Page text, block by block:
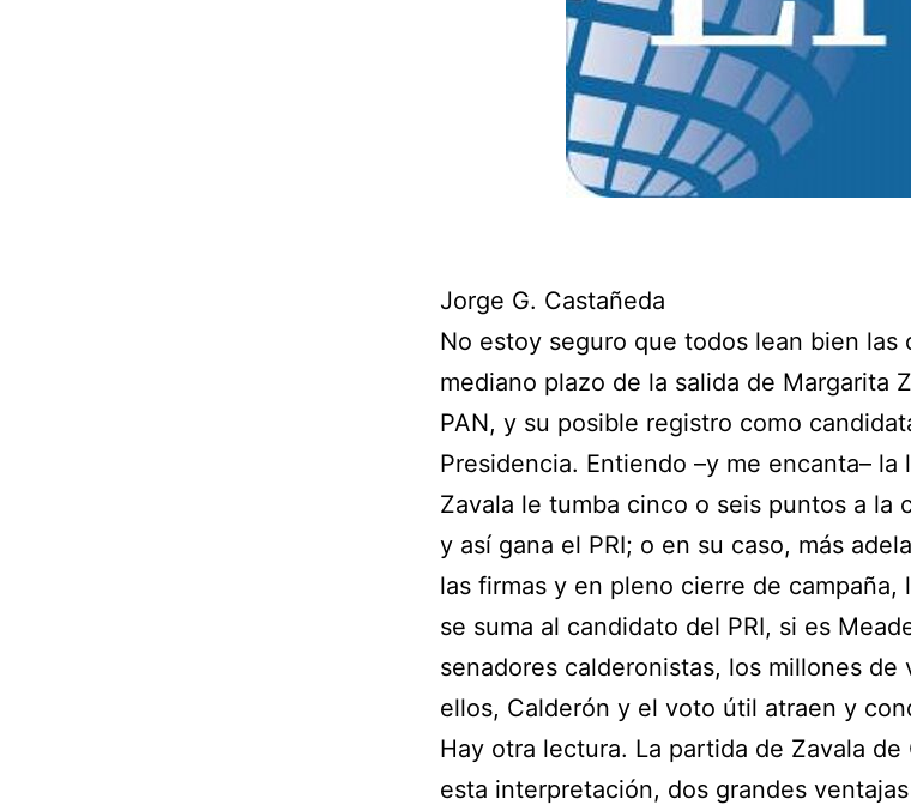
Jorge G. Castañeda
No estoy seguro que todos lean bien las
mediano plazo de la salida de Margarita
PAN, y su posible registro como
Presidencia. Entiendo –y me encanta– la
Zavala le tumba cinco o seis puntos a la
y así gana el PRI; o en su caso, más
las firmas y en pleno cierre de campaña,
se suma al candidato del PRI, si es
senadores calderonistas, los millones de
ellos, Calderón y el voto útil atraen y
Hay otra lectura. La partida de Zavala
esta interpretación, dos grandes